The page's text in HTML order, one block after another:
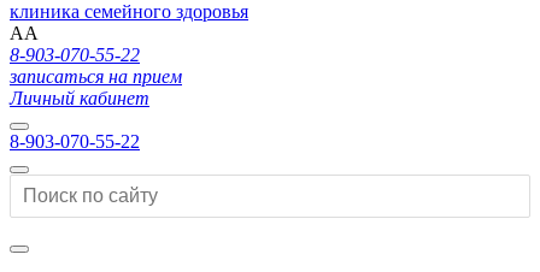
клиника семейного здоровья
AA
8-903-070-55-22
записаться на прием
Личный кабинет
8-903-070-55-22